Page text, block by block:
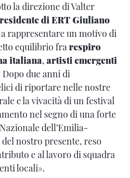
la direzione di Valter
di ERT Giuliano
rappresentare un motivo di
equilibrio frarespiro
italiana, artisti emergenti
Dopo due anni di
di riportare nelle nostre
e la vivacità di un festival
nel segno di una forte
dell’Emilia-
nostro presente, reso
e al lavoro di squadra
locali».